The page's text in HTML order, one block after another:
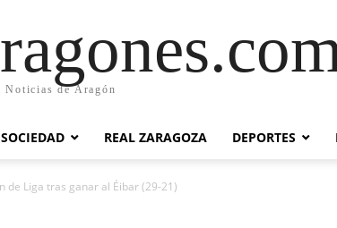
Noticias de Aragón
SOCIEDAD REAL ZARAGOZA DEPORTES
de Liga tras ganar al Éibar (29-21)